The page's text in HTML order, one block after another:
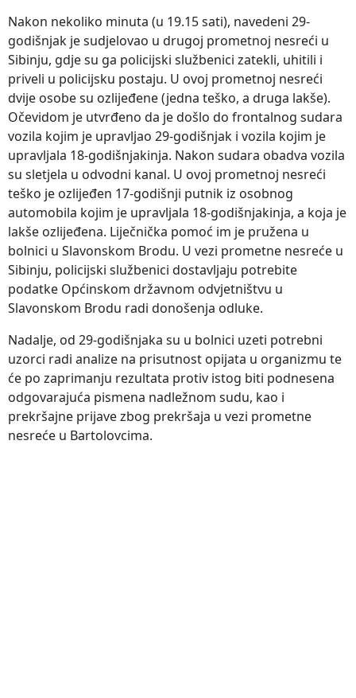
Nakon nekoliko minuta (u 19.15 sati), navedeni 29-
godišnjak je sudjelovao u drugoj prometnoj nesreći u
Sibinju, gdje su ga policijski službenici zatekli, uhitili i
priveli u policijsku postaju. U ovoj prometnoj nesreći
dvije osobe su ozlijeđene (jedna teško, a druga lakše).
Očevidom je utvrđeno da je došlo do frontalnog sudara
vozila kojim je upravljao 29-godišnjak i vozila kojim je
upravljala 18-godišnjakinja. Nakon sudara obadva vozila
su sletjela u odvodni kanal. U ovoj prometnoj nesreći
teško je ozlijeđen 17-godišnji putnik iz osobnog
automobila kojim je upravljala 18-godišnjakinja, a koja je
lakše ozlijeđena. Liječnička pomoć im je pružena u
bolnici u Slavonskom Brodu. U vezi prometne nesreće u
Sibinju, policijski službenici dostavljaju potrebite
podatke Općinskom državnom odvjetništvu u
Slavonskom Brodu radi donošenja odluke.
Nadalje, od 29-godišnjaka su u bolnici uzeti potrebni
uzorci radi analize na prisutnost opijata u organizmu te
će po zaprimanju rezultata protiv istog biti podnesena
odgovarajuća pismena nadležnom sudu, kao i
prekršajne prijave zbog prekršaja u vezi prometne
nesreće u Bartolovcima.